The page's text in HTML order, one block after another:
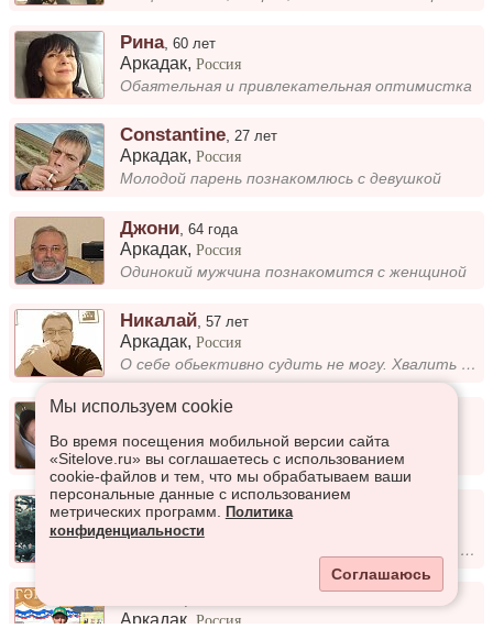
Рина,60 лет
Аркадак,Россия
Обаятельная и привлекательная оптимистка
Constantine,27 лет
Аркадак,Россия
Молодой парень познакомлюсь с девушкой
Джони ,64 года
Аркадак,Россия
Одинокий мужчина познакомится с женщиной
Никалай ,57 лет
Аркадак,Россия
О себе обьективно судить не могу. Хвалить себя не люблю. Бесконечным перепискам на сайте предпочитаю живое общение за ча...
Sergej ,35 лет
Аркадак,Россия
Хороший скромный парень
Ландыш,52 года
Аркадак,Россия
Мы должны встретиться, чтобы больше не расставаться.
Аркадак ,Россия
Мы используем сookie
Во время посещения мобильной версии сайта
«Sitelove.ru» вы соглашаетесь с использованием
cookie-файлов и тем, что мы обрабатываем ваши
персональные данные с использованием
метрических программ.
Политика
конфиденциальности
Соглашаюсь